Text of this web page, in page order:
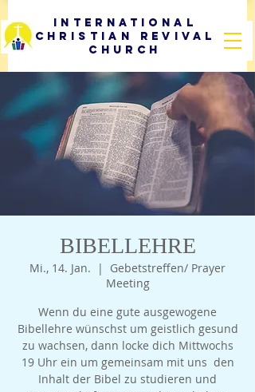
International
Christian Revival
Church
BIBELLEHRE
Mi., 14. Jan.
  |
Gebetstreffen/ Prayer
Meeting
Wenn du eine gute ausgewogene
Bibellehre wünschst um geistlich gesund
zu wachsen, dann locke dich Mittwochs
19 Uhr ein um gemeinsam mit uns den
Inhalt der Bibel zu studieren und